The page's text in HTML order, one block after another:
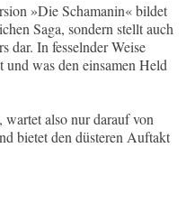
»Die Schamanin« bildet
Saga, sondern stellt auch
dar. In fesselnder Weise
was den einsamen Held
wartet also nur darauf von
bietet den düsteren Auftakt